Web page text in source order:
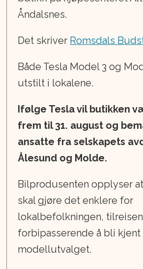
Åndalsnes.
Det skriver Romsdals
Både Tesla Model 3 og
utstilt i lokalene.
Ifølge Tesla vil butikken
frem til 31. august og
ansatte fra selskapets
Ålesund og Molde.
Bilprodusenten opplyser
skal gjøre det enklere for
lokalbefolkningen,
forbipasserende å bli kjent
modellutvalget.